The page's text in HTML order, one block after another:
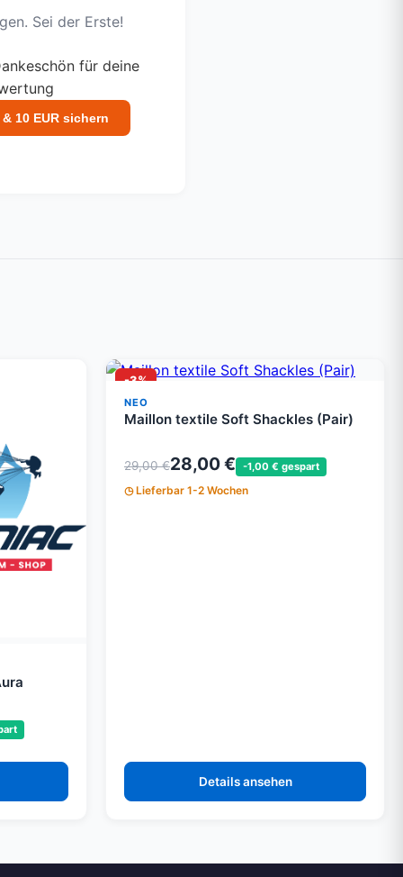
Sei der Erste!
für deine
10 EUR sichern
-3%
NEO
Maillon textile Soft Shackles (Pair)
29,00 €28,00 € -1,00 € gespart
Lieferbar 1-2 Wochen
Details ansehen